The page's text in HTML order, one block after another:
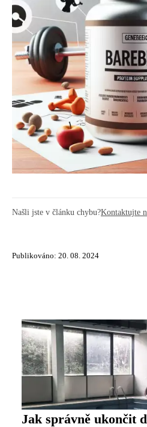
Našli jste v článku chybu?Kontaktujte
Publikováno: 20. 08. 2024
Jak správně ukončit